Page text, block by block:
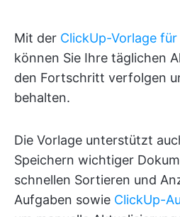
Mit der ClickUp-Vorlage
können Sie Ihre täglichen
den Fortschritt verfolgen
behalten.
Die Vorlage unterstützt
Speichern wichtiger
schnellen Sortieren und
Aufgaben sowie ClickUp-